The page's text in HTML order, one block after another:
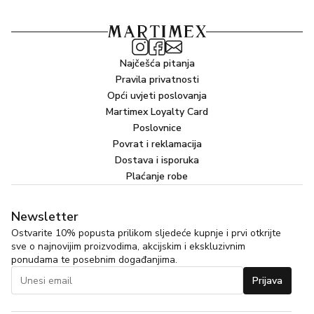
Najčešća pitanja
Pravila privatnosti
Opći uvjeti poslovanja
Martimex Loyalty Card
Poslovnice
Povrat i reklamacija
Dostava i isporuka
Plaćanje robe
Newsletter
Ostvarite 10% popusta prilikom sljedeće kupnje i prvi otkrijte
sve o najnovijim proizvodima, akcijskim i ekskluzivnim
ponudama te posebnim događanjima.
Prijava